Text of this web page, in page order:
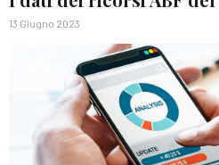
13 Giugno 2023